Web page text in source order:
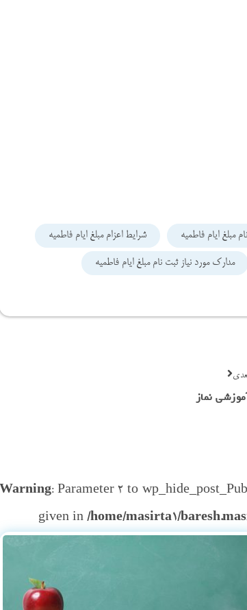
مبلغ ایام فاطمیه شرایط اعزام مبلغ ایام فاطمیه
مدارک مورد نیاز ثبت نام مبلغ ایام فاطمیه
نماز
Warning: Parameter 2 to
given in/home/masirta1/